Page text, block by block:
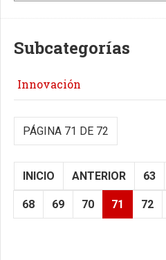
Subcategorías
Innovación
PÁGINA 71 DE 72
INICIO ANTERIOR 63
68 69 70 71 72